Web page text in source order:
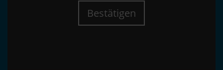
Bestätigen